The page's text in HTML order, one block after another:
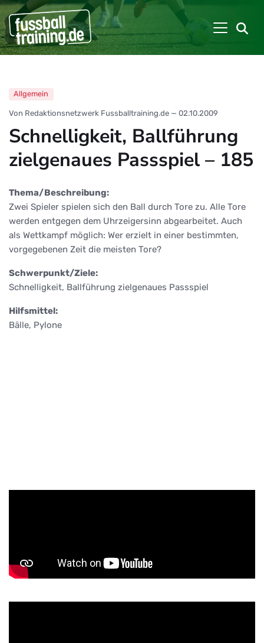
Allgemein
Von Redaktionsnetzwerk Fussballtraining.de — 02.10.2009
Schnelligkeit, Ballführung
zielgenaues Passspiel – 185
Thema/Beschreibung:
Zwei Spieler spielen sich den Ball durch Tore zu. Alle Tore
werden entgegen dem Uhrzeigersinn abgearbeitet. Auch
als Wettkampf möglich: Wer erzielt in einer bestimmten,
vorgegebenen Zeit die meisten Tore?
Schwerpunkt/Ziele:
Schnelligkeit, Ballführung zielgenaues Passspiel
Hilfsmittel:
Bälle, Pylone